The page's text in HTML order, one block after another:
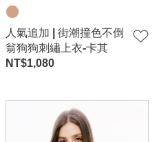
人氣追加 | 街潮撞色不倒
翁狗狗刺繡上衣-卡其
NT$1,080